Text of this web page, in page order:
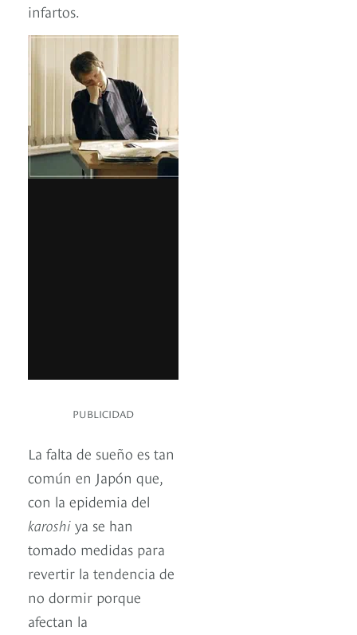
infartos.
PUBLICIDAD
La falta de sueño es tan
común en Japón que,
con la epidemia del
karoshi ya se han
tomado medidas para
revertir la tendencia de
no dormir porque
afectan la